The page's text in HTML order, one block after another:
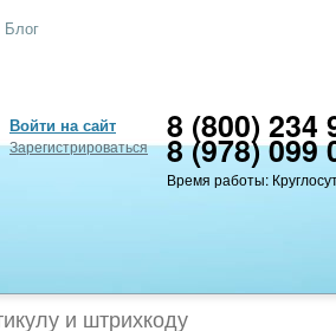
Блог
8 (800) 234
8 (978) 099
Время работы:
Войти на сайт
Зарегистрироваться